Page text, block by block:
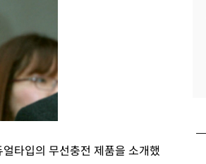
타입의 무선충전 제품을 소개했